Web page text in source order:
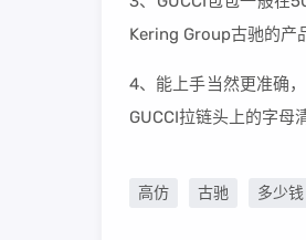
Kering Group古驰的产
4、能上手当然更准确
GUCCI拉链头上的字母
高仿 古驰 多少钱